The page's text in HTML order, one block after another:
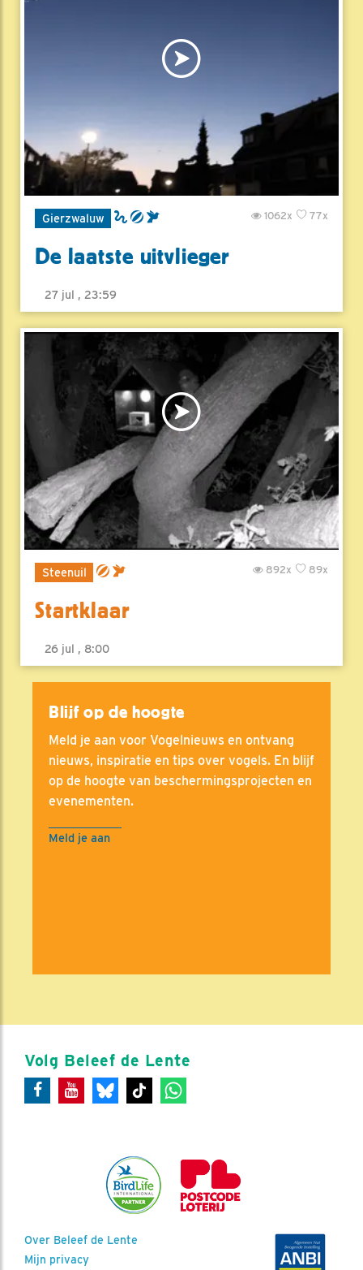
Gierzwaluw 77x
1062x
De laatste uitvlieger
27 jul , 23:59
Steenuil 89x
892x
Startklaar
26 jul , 8:00
Blijf op de hoogte
Meld je aan voor Vogelnieuws en ontvang
nieuws, inspiratie en tips over vogels. En blijf
op de hoogte van beschermingsprojecten en
evenementen.
Meld je aan
Volg Beleef de Lente
Over Beleef de Lente
Mijn privacy